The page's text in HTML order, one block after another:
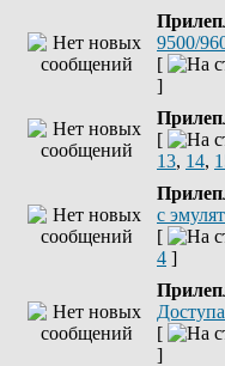
9500/
[
]
[
13, 14,
с
[
4 ]
[
]